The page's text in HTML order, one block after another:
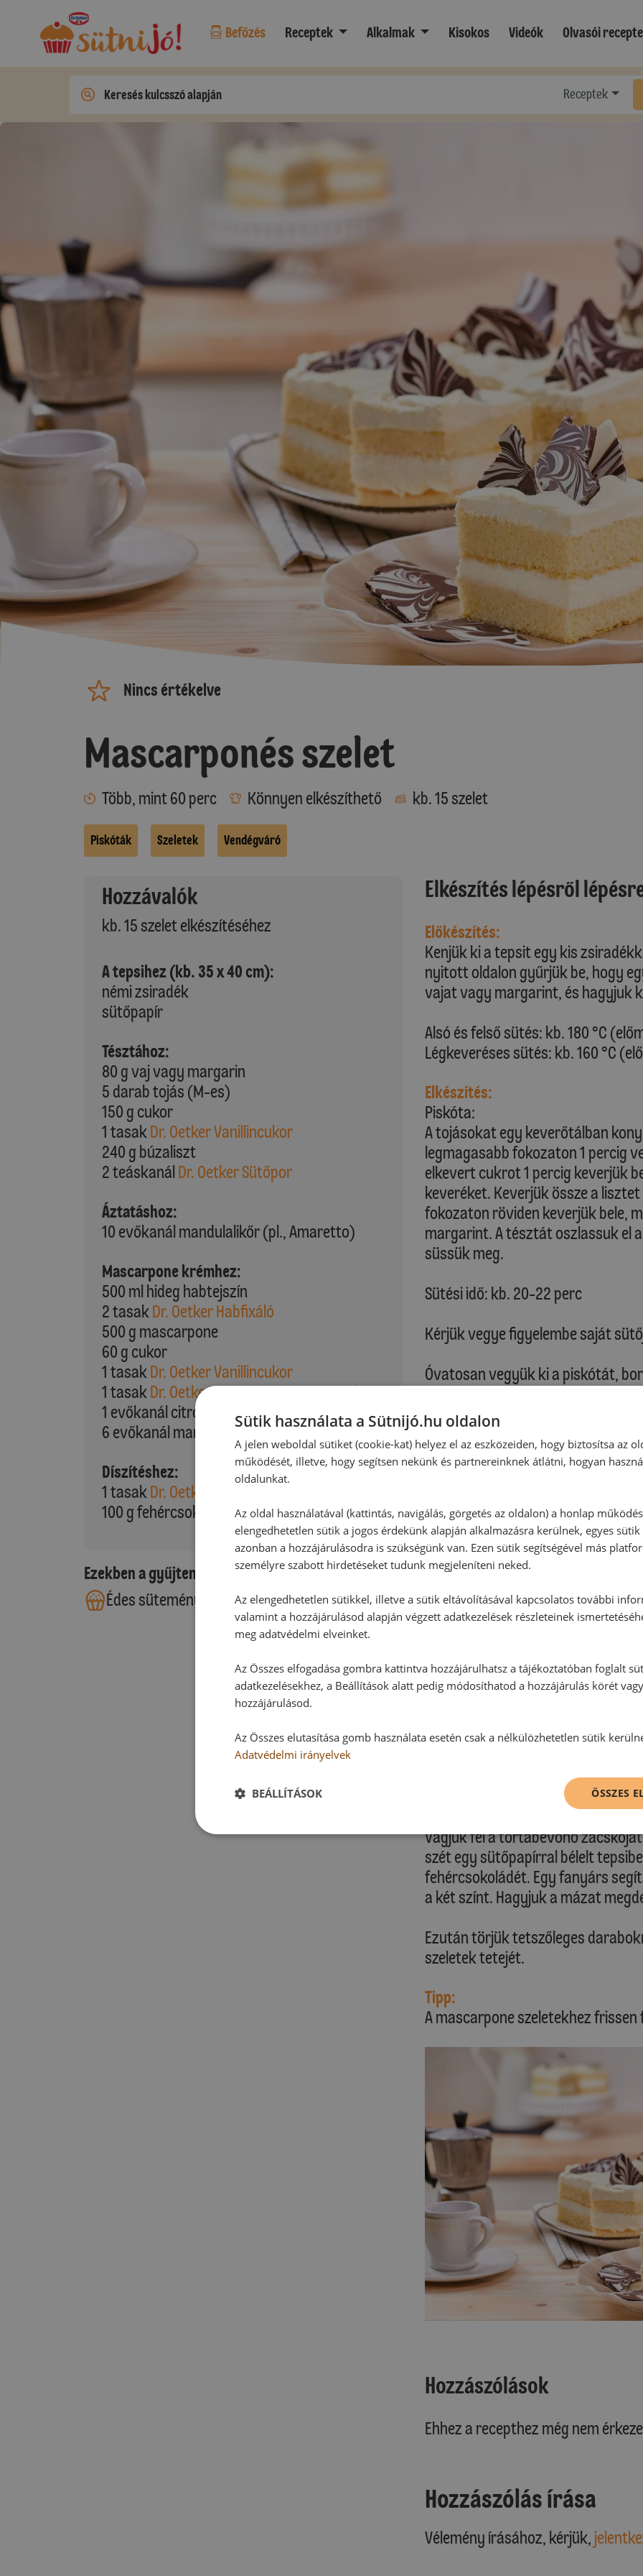
Befőzés Receptek Alkalmak Kisokos Videók Olvasói
Receptek
Nincs értékelve
Mascarponés szelet
Több, mint 60 perc Könnyen elkészíthető kb. 15 szelet
Piskóták Szeletek Vendégváró
Hozzávalók
kb. 15 szelet elkészítéséhez
A tepsihez (kb. 35 x 40 cm):
némi zsiradék
sütőpapír
Tésztához:
80 g vaj vagy margarin
5 darab tojás (M-es)
150 g cukor
1 tasakDr. Oetker Vanillincukor
240 g búzaliszt
2 teáskanálDr. Oetker Sütőpor
Áztatáshoz:
10 evőkanál mandulalikőr (pl., Amaretto)
Mascarpone krémhez:
500 ml hideg habtejszín
2 tasakDr. Oetker Habfixáló
500 g mascarpone
60 g cukor
1 tasakDr. Oetker Vanillincukor
1 tasakDr. Oetker Finesse Reszelt Citromhéj
1 evőkanál citromlé
6 evőkanál mandulalikőr (pl, Amaretto)
Díszítéshez:
1 tasakDr. Oetker Tortabevonó ét
100 g fehércsokoládé
Ezekben a gyűjteményekben található:
Édes sütemények
Elkészítés lépésről
Előkészítés:
Kenjük ki a tepsit egy kis
nyitott oldalon gyűrjük be, hogy
vajat vagy margarint, és hagyjuk
Alsó és felső sütés: kb. 180 °C
Légkeveréses sütés: kb. 160 °C
Elkészítés:
Piskóta:
A tojásokat egy keverőtálban
legmagasabb fokozaton 1 percig
elkevert cukrot 1 percig keverjük
keveréket. Keverjük össze a
fokozaton röviden keverjük bele,
margarint. A tésztát oszlassuk el
süssük meg.
Sütési idő: kb. 20-22 perc
Kérjük vegye figyelembe saját
Óvatosan vegyük ki a piskótát,
Áztatás:
Húzzuk le a sütőpapírt, és vágjuk
cm-es téglalapot kapjuk.
Mascarpone krém:
A tejszínt a habfixálóval együtt
keményre. Keverjük össze a
Finesse-t, a citromlevet és az
forgassuk hozzá a felvert
Tegyük rá a második alapot,
a maradék krémet. Tegyük az
hűtőszekrénybe.
Forraljuk fel a vizet egy edénybe,
A fehércsokoládét vízgőz felett
Vágjuk fel a tortabevonó
szét egy sütőpapírral bélelt
fehércsokoládét. Egy fanyárs
a két színt. Hagyjuk a mázat
Ezután törjük tetszőleges
szeletek tetejét.
Tipp:
A mascarpone szeletekhez
Hozzászólások
Ehhez a recepthez még nem
Hozzászólás írása
Vélemény írásához, kérjük,
Sütik használata a Sütnijó.hu oldalon
A jelen weboldal sütiket (cookie-kat) helyez el az eszközeiden, hogy biztosítsa az
működését, illetve, hogy segítsen nekünk és partnereinknek átlátni, hogyan
oldalunkat.
Az oldal használatával (kattintás, navigálás, görgetés az oldalon) a honlap
elengedhetetlen sütik a jogos érdekünk alapján alkalmazásra kerülnek, egyes
azonban a hozzájárulásodra is szükségünk van. Ezen sütik segítségével más
személyre szabott hirdetéseket tudunk megjeleníteni neked.
Az elengedhetetlen sütikkel, illetve a sütik eltávolításával kapcsolatos további
valamint a hozzájárulásod alapján végzett adatkezelések részleteinek
meg adatvédelmi elveinket.
Az Összes elfogadása gombra kattintva hozzájárulhatsz a tájékoztatóban foglalt
adatkezelésekhez, a Beállítások alatt pedig módosíthatod a hozzájárulás körét
hozzájárulásod.
Az Összes elutasítása gomb használata esetén csak a nélkülözhetetlen sütik
Adatvédelmi irányelvek
ÖSSZES
BEÁLLÍTÁSOK